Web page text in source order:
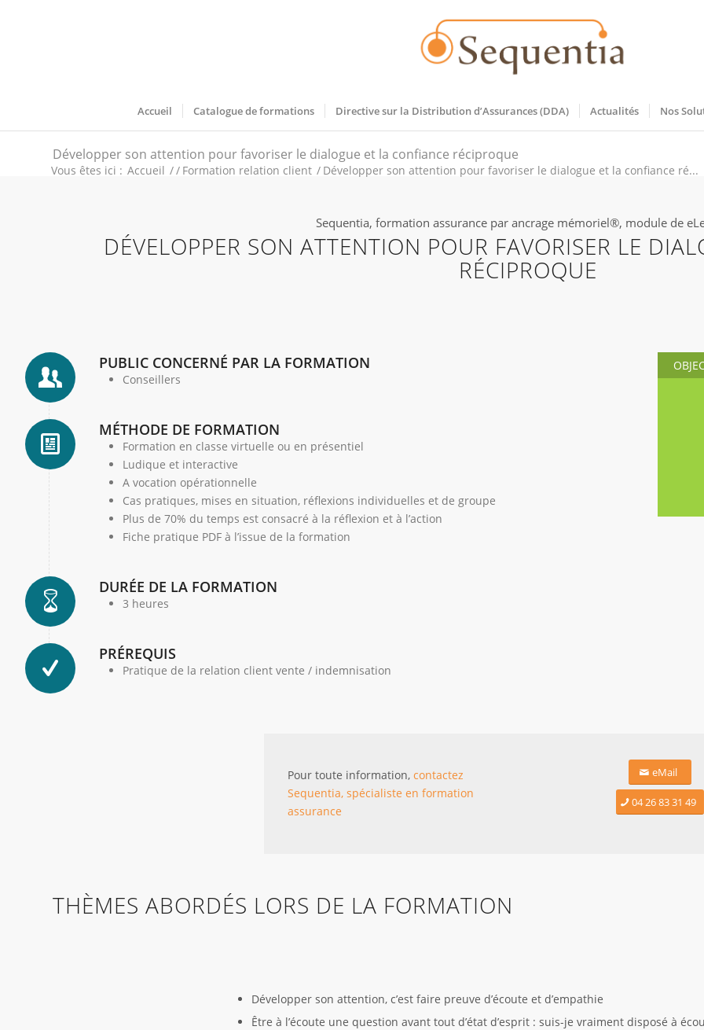
Accueil Catalogue de formations Directive sur la Distribution d’Assurances (DDA) Actualités Nos
Développer son attention pour favoriser le dialogue et la confiance réciproque
Vous êtes ici : Accueil // Formation relation client / Développer son attention pour favoriser le dialogue et la confiance ré...
Sequentia, formation assurance par ancrage mémoriel®, module de
DÉVELOPPER SON ATTENTION POUR FAVORISER LE
RÉCIPROQUE
PUBLIC CONCERNÉ PAR LA FORMATION
Conseillers
MÉTHODE DE FORMATION
Formation en classe virtuelle ou en présentiel
Ludique et interactive
A vocation opérationnelle
Cas pratiques, mises en situation, réflexions individuelles et de groupe
Plus de 70% du temps est consacré à la réflexion et à l’action
Fiche pratique PDF à l’issue de la formation
DURÉE DE LA FORMATION
3 heures
PRÉREQUIS
Pratique de la relation client vente / indemnisation
Pour toute information, contactez
Sequentia, spécialiste en formation
assurance
eMail
04 26 83 31 49
THÈMES ABORDÉS LORS DE LA FORMATION
Développer son attention, c’est faire preuve d’écoute et d’empathie
Être à l’écoute une question avant tout d’état d’esprit : suis-je vraiment disposé à